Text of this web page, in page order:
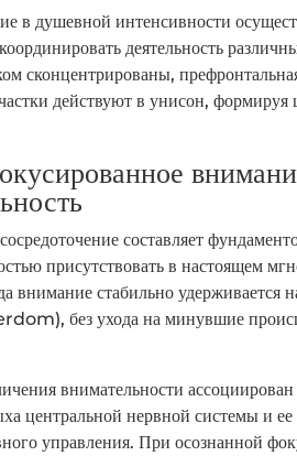
в душевной интенсивности
деятельность
сконцентрированы,
действуют в унисон,
составляет
присутствовать в настоящем
внимание стабильно удерживается
без ухода на минувшие
внимательности
центральной нервной системы и
управления. При осознанной